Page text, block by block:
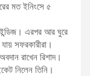
মত ইনিংসে ৫
ইন্ডিজ। এরপর আর ঘুরে
সফরকারীরা।
রাখেন রিশাদ।
নিলেন তিনি।